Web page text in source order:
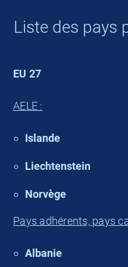
Liste des pays
EU 27
AELE :
Islande
Liechtenstein
Norvège
Pays adhérents, pays
Albanie